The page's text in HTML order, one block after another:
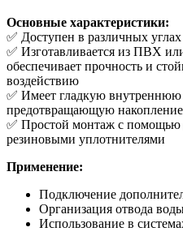
Основные характеристики:
✅ Доступен в различных
✅ Изготавливается из ПВХ
обеспечивает прочность и
воздействию
✅ Имеет гладкую внутреннюю
предотвращающую
✅ Простой монтаж с помощью
резиновыми уплотнителями
Применение:
Подключение
Организация отвода
Использование в